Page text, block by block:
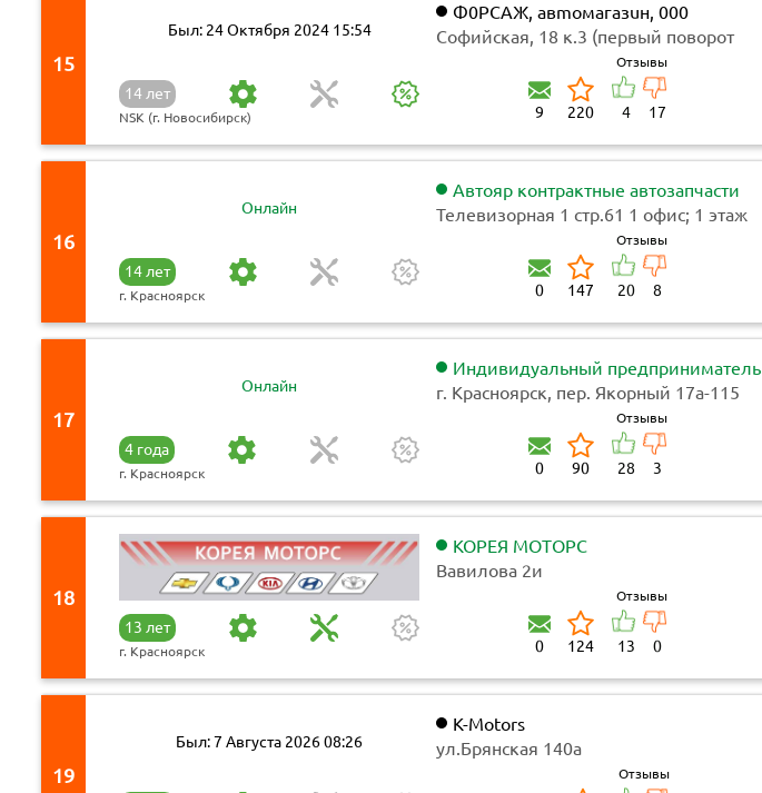
15
Был: 24 Октября 2024 15:54
14 лет
NSK (г. Новосибирск)
Ф0PCAЖ, aвmoмaгaзuн, 000
'Фopcaж'
Софийская, 18 к.3 (первый поворот
наПраво после АЗС 'Опти')
9 220
Отзывы
4 17
16
Онлайн
14 лет
г. Красноярск
Автояр контрактные автозапчасти
Телевизорная 1 стр.61 1 офис; 1 этаж
0 147
Отзывы
20 8
17
Онлайн
4 года
г. Красноярск
Индивидуальный предприниматель
г. Красноярск, пер. Якорный 17а-115
0 90
Отзывы
28 3
18
13 лет
г. Красноярск
КОРЕЯ МОТОРС
Вавилова 2и
0 124
Отзывы
13 0
19
Был: 7 Августа 2026 08:26
K-Motors
ул.Брянская 140а
Отзывы